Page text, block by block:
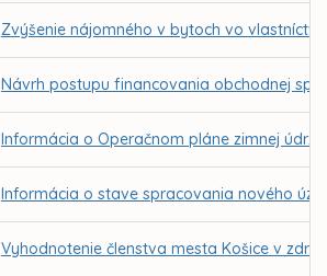
Zvýšenie nájomného v bytoch vo
Návrh postupu financovania obchodnej
Informácia o Operačnom pláne zimnej
Informácia o stave spracovania nového
Vyhodnotenie členstva mesta Košice v